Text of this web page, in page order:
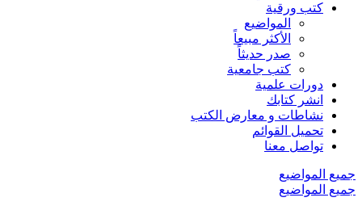
كتب ورقية
المواضيع
الأكثر مبيعاً
صدر حديثاً
كتب جامعية
دورات علمية
انشر كتابك
نشاطات و معارض الكتب
تحميل القوائم
تواصل معنا
جميع المواضيع
جميع المواضيع